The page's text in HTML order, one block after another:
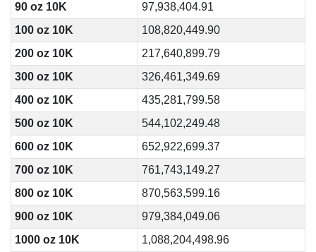
90 oz 10K
97,938,404.91
100 oz 10K
108,820,449.90
200 oz 10K
217,640,899.79
300 oz 10K
326,461,349.69
400 oz 10K
435,281,799.58
500 oz 10K
544,102,249.48
600 oz 10K
652,922,699.37
700 oz 10K
761,743,149.27
800 oz 10K
870,563,599.16
900 oz 10K
979,384,049.06
1000 oz 10K
1,088,204,498.96